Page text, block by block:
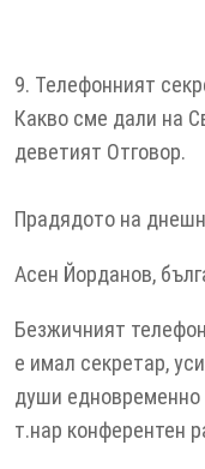
9. Телефонният
Какво сме дали на
деветият Отговор.
Прадядото на
Асен Йорданов,
Безжичният
е имал секретар,
души едновременно
т.нар конферентен